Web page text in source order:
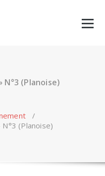
N°3 (Planoise)
/
(Planoise)